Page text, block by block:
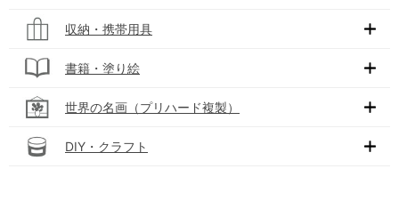
収納・携帯用具
書籍・塗り絵
世界の名画（プリハード複製）
DIY・クラフト